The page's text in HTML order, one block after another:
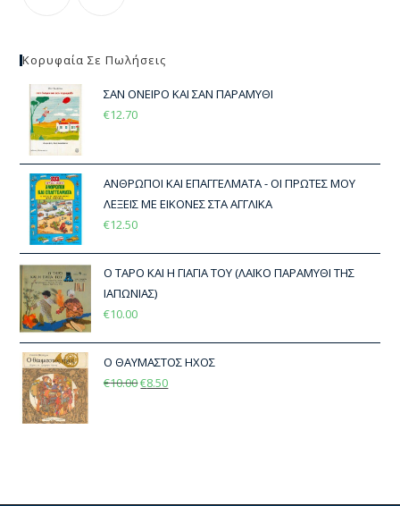
Κορυφαία Σε Πωλήσεις
ΣΑΝ ΟΝΕΙΡΟ ΚΑΙ ΣΑΝ ΠΑΡΑΜΥΘΙ
€12.70
ΑΝΘΡΩΠΟΙ ΚΑΙ ΕΠΑΓΓΕΛΜΑΤΑ - ΟΙ ΠΡΩΤΕΣ ΜΟΥ
ΛΕΞΕΙΣ ΜΕ ΕΙΚΟΝΕΣ ΣΤΑ ΑΓΓΛΙΚΑ
€12.50
Ο ΤΑΡΟ ΚΑΙ Η ΓΙΑΓΙΑ ΤΟΥ (ΛΑΪΚΟ ΠΑΡΑΜΥΘΙ ΤΗΣ
ΙΑΠΩΝΙΑΣ)
€10.00
Ο ΘΑΥΜΑΣΤΟΣ ΗΧΟΣ
€10.00€8.50